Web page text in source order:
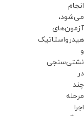
انجام
می‌شود،
آزمون‌های
هیدرواستاتیک
و
نشتی‌سنجی
در
چند
مرحله
اجرا